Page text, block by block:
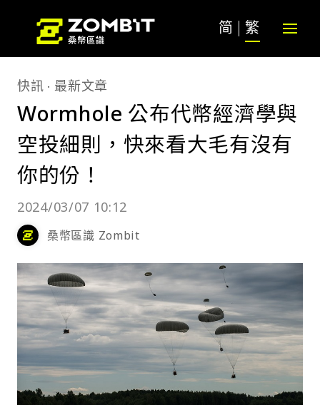
简 繁
快訊 最新文章
Wormhole 公布代幣經濟學與
空投細則，快來看大毛有沒有
你的份！
2024/03/07 10:12
桑幣區識 Zombit